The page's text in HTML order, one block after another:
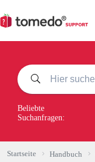
Inhalt
springen
Beliebte
Suchanfragen:
Startseite Handbuch